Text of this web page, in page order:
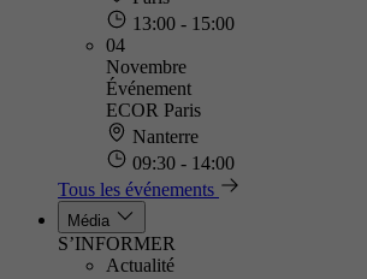
13:00 - 15:00
04
Novembre
Événement
ECOR Paris
Nanterre
09:30 - 14:00
Tous les événements
Média
S’INFORMER
Actualité